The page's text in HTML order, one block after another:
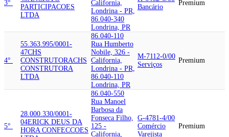
3°
PARTICIPACOES
LTDA
California,
Londrina - PR,
86.040-340
Londrina, PR
Bancário
Premium
4°
55.363.995/0001-
47CHS
CONSTRUTORACHS
CONSTRUTORA
LTDA
86.040-110
Rua Humberto
Nobile, 326 -
California,
Londrina - PR,
86.040-110
Londrina, PR
M-7112-0/00
Serviços
Premium
5°
28.000.330/0001-
04ERICK DEUS DA
HORA CONFECCOES
86.040-550
Rua Manoel
Barbosa da
Fonseca Filho,
125 -
California,
G-4781-4/00
Comércio
Varejista
Premium